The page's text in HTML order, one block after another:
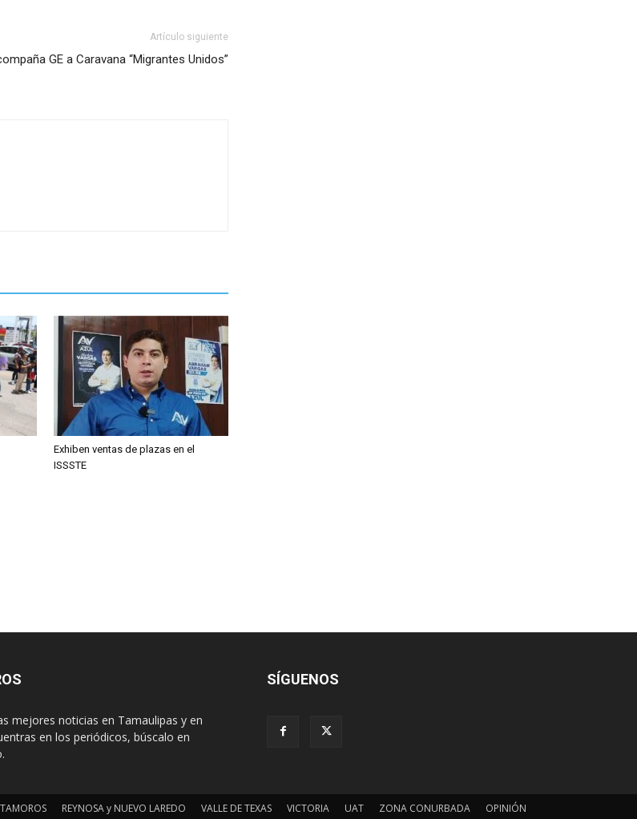
Artículo siguiente
GE a Caravana “Migrantes Unidos”
Exhiben ventas de plazas en el
ISSSTE
mejores noticias en Tamaulipas y en
en los periódicos, búscalo en
SÍGUENOS
REYNOSA y NUEVO LAREDO VALLE DE TEXAS VICTORIA UAT ZONA CONURBADA OPINIÓN